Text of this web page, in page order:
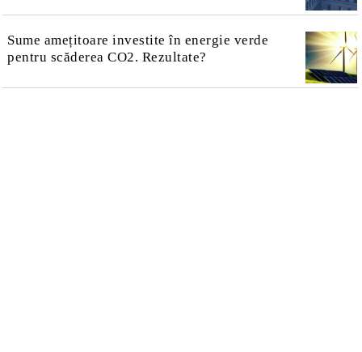
Sume amețitoare investite în energie verde
pentru scăderea CO2. Rezultate?